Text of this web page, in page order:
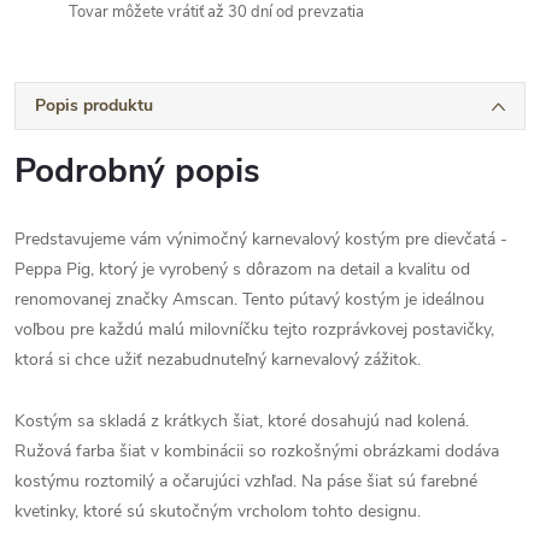
Tovar môžete vrátiť až 30 dní od prevzatia
Popis produktu
Podrobný popis
Predstavujeme vám výnimočný karnevalový kostým pre dievčatá -
Peppa Pig, ktorý je vyrobený s dôrazom na detail a kvalitu od
renomovanej značky Amscan. Tento pútavý kostým je ideálnou
voľbou pre každú malú milovníčku tejto rozprávkovej postavičky,
ktorá si chce užiť nezabudnuteľný karnevalový zážitok.
Kostým sa skladá z krátkych šiat, ktoré dosahujú nad kolená.
Ružová farba šiat v kombinácii so rozkošnými obrázkami dodáva
kostýmu roztomilý a očarujúci vzhľad. Na páse šiat sú farebné
kvetinky, ktoré sú skutočným vrcholom tohto designu.